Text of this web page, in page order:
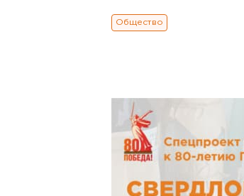
Общество